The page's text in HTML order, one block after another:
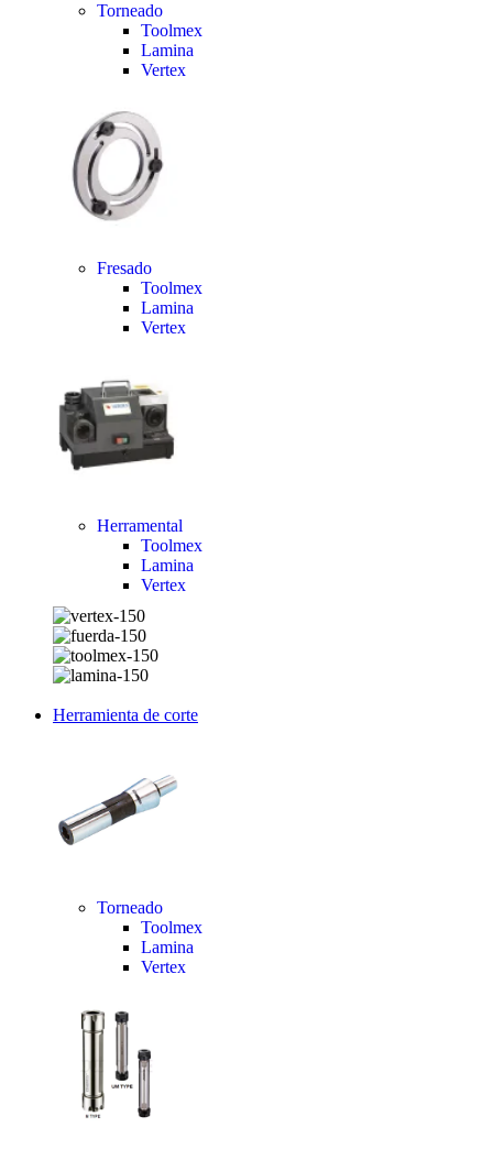
Torneado
Toolmex
Lamina
Vertex
Fresado
Toolmex
Lamina
Vertex
Herramental
Toolmex
Lamina
Vertex
Herramienta de corte
Torneado
Toolmex
Lamina
Vertex